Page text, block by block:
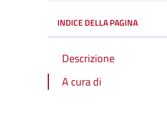
INDICE DELLA PAGINA
Descrizione
A cura di